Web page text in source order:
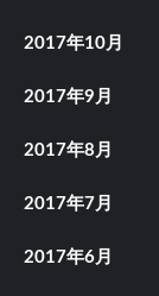
2017年10月
2017年9月
2017年8月
2017年7月
2017年6月